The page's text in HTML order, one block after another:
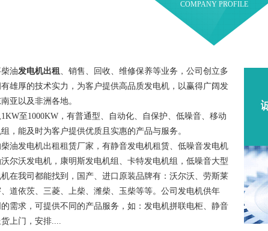
COMPANY PROFILE
油发电机出租、销售、回收、维修保养等业务，公司创立多
雄厚的技术实力，为客户提供高品质发电机，以赢得广阔发
亚以及非洲各地。
至1000KW，有普通型、自动化、自保护、低噪音、移动
，能及时为客户提供优质且实惠的产品与服务。
油发电机出租租赁厂家，有静音发电机租赁、低噪音发电机
尔沃发电机，康明斯发电机组、卡特发电机组，低噪音大型
在我司都能找到，国产、进口原装品牌有：沃尔沃、劳斯莱
道依茨、三菱、上柴、潍柴、玉柴等等。公司发电机供年
需求，可提供不同的产品服务，如：发电机拼联电柜、静音
上门，安排....